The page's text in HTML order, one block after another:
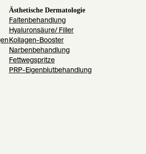
Ästhetische Dermatologie
Faltenbehandlung
Hyaluronsäure/ Filler
Kollagen-Booster
Narbenbehandlung
Fettwegspritze
PRP-Eigenblutbehandlung